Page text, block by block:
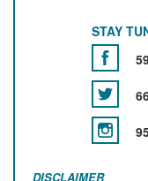
STAY
DISCLAIMER